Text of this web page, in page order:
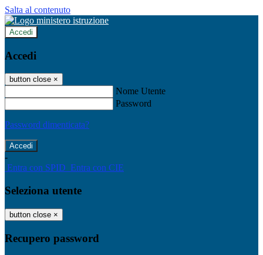
Salta al contenuto
Accedi
Accedi
button close ×
Nome Utente
Password
Password dimenticata?
-
Entra con SPID Entra con CIE
Seleziona utente
button close ×
Recupero password